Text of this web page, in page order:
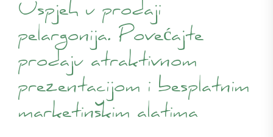
Uspjeh u prodaji
pelargonija. Povećajte
prodaju atraktivnom
prezentacijom i besplatnim
marketinškim alatima